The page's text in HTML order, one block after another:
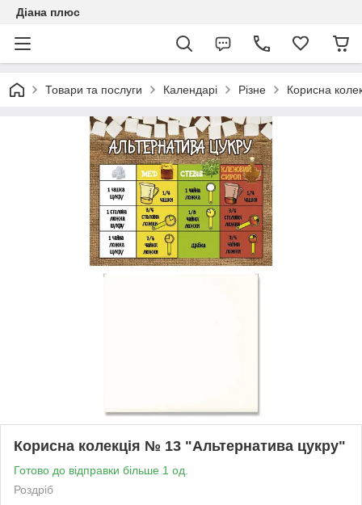
Діана плюс
Товари та послуги Календарі Різне Корисна
Корисна колекція № 13 "Альтернатива цукру"
Готово до відправки більше 1 од.
Роздріб